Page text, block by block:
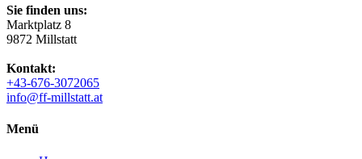
Sie finden uns:
Marktplatz 8
9872 Millstatt
Kontakt:
+43-676-3072065
info@ff-millstatt.at
Menü